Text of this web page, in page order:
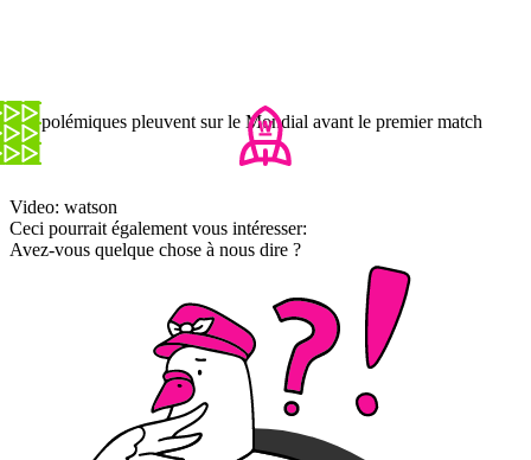
Les polémiques pleuvent sur le Mondial avant le premier match
Video: watson
Ceci pourrait également vous intéresser:
Avez-vous quelque chose à nous dire ?